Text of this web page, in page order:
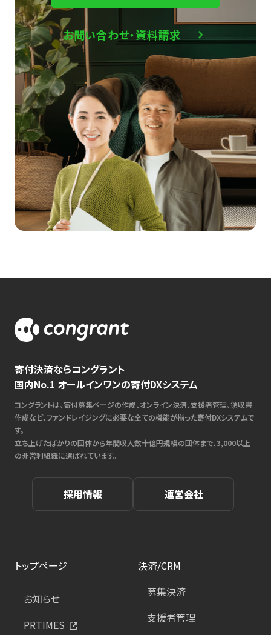
お問い合わせ・資料請求
寄付決済ならコングラント
国内No.1 オールインワンの寄付DXシステム
コングラントは、寄付募集ページの作成、オンライン決済、支援者管理、領収書
作成など、ファンドレイジングに必要な全ての機能が揃った寄付DXシステムで
す。
立ち上げたばかりの団体から年間収入数十億円規模の団体まで、3,000以上
の非営利組織に選ばれています。
採用情報 運営会社
トップページ
お知らせ
PRTIMES
決済/CRM
募集決済
支援者管理